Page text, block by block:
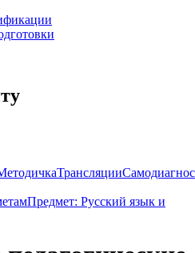
Трансляции
Предмет: Русский язык и